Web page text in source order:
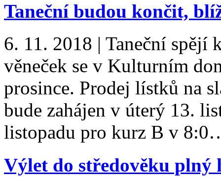
Taneční budou končit,
6. 11. 2018 | Taneční spějí
věneček se v Kulturním
prosince. Prodej lístků na
bude zahájen v úterý 13.
listopadu pro kurz B v
Výlet do středověku plný